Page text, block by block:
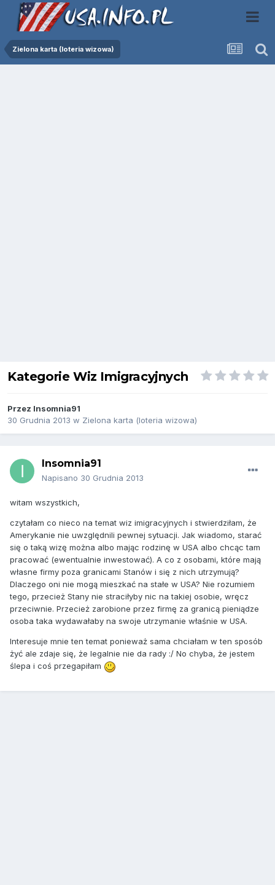
Zielona karta (loteria wizowa)
Kategorie Wiz Imigracyjnych
Przez Insomnia91
30 Grudnia 2013 w Zielona karta (loteria wizowa)
Insomnia91
Napisano 30 Grudnia 2013
witam wszystkich,
czytałam co nieco na temat wiz imigracyjnych i stwierdziłam, że
Amerykanie nie uwzględnili pewnej sytuacji. Jak wiadomo, starać
się o taką wizę można albo mając rodzinę w USA albo chcąc tam
pracować (ewentualnie inwestować). A co z osobami, które mają
własne firmy poza granicami Stanów i się z nich utrzymują?
Dlaczego oni nie mogą mieszkać na stałe w USA? Nie rozumiem
tego, przecież Stany nie straciłyby nic na takiej osobie, wręcz
przeciwnie. Przecież zarobione przez firmę za granicą pieniądze
osoba taka wydawałaby na swoje utrzymanie właśnie w USA.
Interesuje mnie ten temat ponieważ sama chciałam w ten sposób
żyć ale zdaje się, że legalnie nie da rady :/ No chyba, że jestem
ślepa i coś przegapiłam